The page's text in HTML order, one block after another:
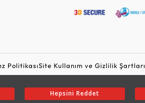
Hepsini Reddet
PolitikasıSite Kullanım ve Gizlilik Şartları